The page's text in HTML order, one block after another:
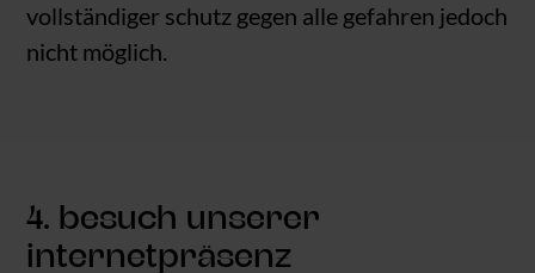
vollständiger schutz gegen alle gefahren jedoch
nicht möglich.
4. besuch unserer
internetpräsenz